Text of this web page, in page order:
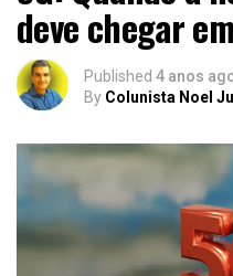
deve chegar
Published 4 anos
By Colunista Noel